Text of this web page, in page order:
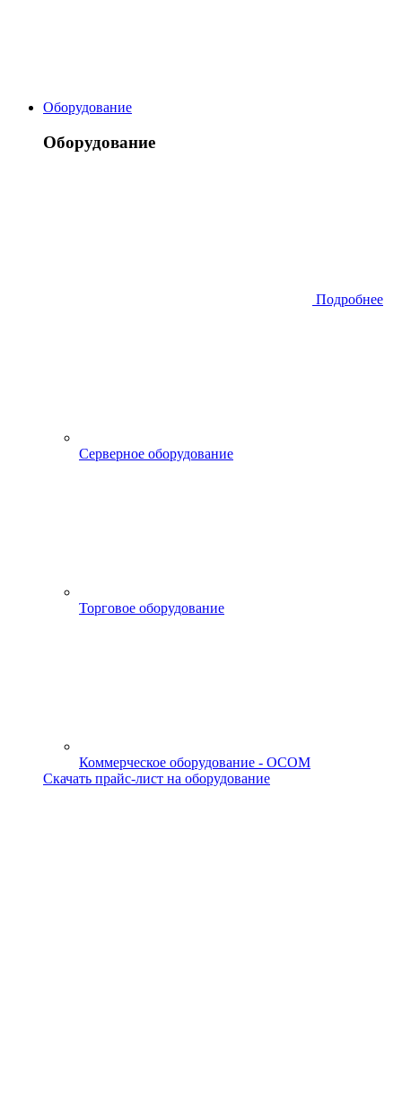
Оборудование
Оборудование
Подробнее
Серверное оборудование
Торговое оборудование
Коммерческое оборудование - OCOM
Скачать прайс-лист на оборудование